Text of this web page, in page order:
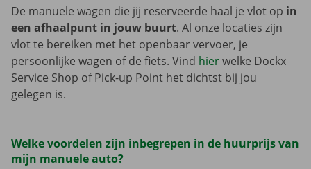
De manuele wagen die jij reserveerde haal je vlot op in
een afhaalpunt in jouw buurt. Al onze locaties zijn
vlot te bereiken met het openbaar vervoer, je
persoonlijke wagen of de fiets. Vind hierwelke Dockx
Service Shop of Pick-up Point het dichtst bij jou
gelegen is.
Welke voordelen zijn inbegrepen in de huurprijs van
mijn manuele auto?